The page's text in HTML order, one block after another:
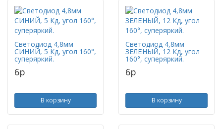
Светодиод 4,8мм
СИНИЙ, 5 Кд, угол 160°,
суперяркий.
6p
В корзину
Светодиод 4,8мм
ЗЕЛЁНЫЙ, 12 Кд, угол
160°, суперяркий.
6p
В корзину